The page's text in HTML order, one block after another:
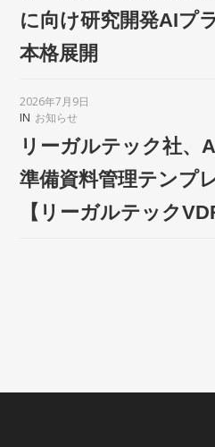
に向け研究開発AIプ
本格展開
2026年7月9日
IN お知らせ
リーガルテック社、
準備資料管理テンプ
【リーガルテック